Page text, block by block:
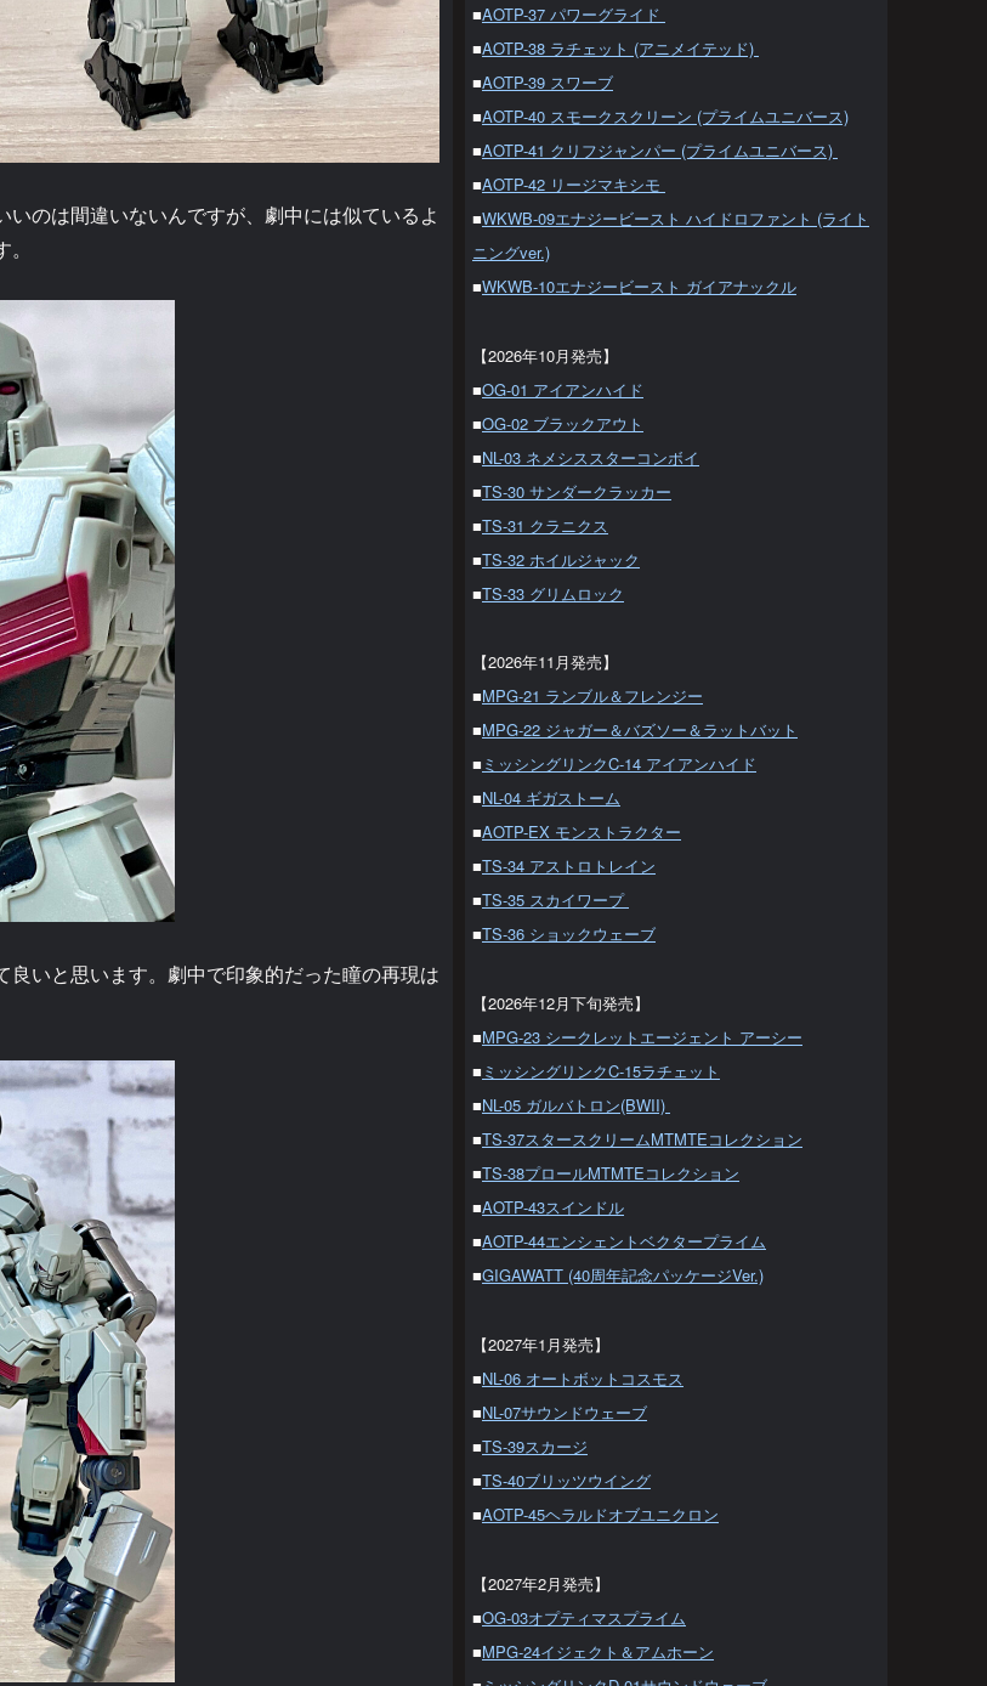
いのは間違いないんですが、劇中には似ているよ
良いと思います。劇中で印象的だった瞳の再現は
■AOTP-37 パワーグライド
■AOTP-38 ラチェット (アニメイテッド)
■AOTP-39 スワーブ
■AOTP-40 スモークスクリーン (プライムユニバース)
■AOTP-41 クリフジャンパー (プライムユニバース)
■AOTP-42 リージマキシモ
■WKWB-09エナジービースト ハイドロファント (ライト
ニングver.)
■WKWB-10エナジービースト ガイアナックル
【2026年10月発売】
■OG-01 アイアンハイド
■OG-02 ブラックアウト
■NL-03 ネメシススターコンボイ
■TS-30 サンダークラッカー
■TS-31 クラニクス
■TS-32 ホイルジャック
■TS-33 グリムロック
【2026年11月発売】
■MPG-21 ランブル＆フレンジー
■MPG-22 ジャガー＆バズソー＆ラットバット
■ ミッシングリンクC-14 アイアンハイド
■NL-04 ギガストーム
■AOTP-EX モンストラクター
■TS-34 アストロトレイン
■TS-35 スカイワープ
■TS-36 ショックウェーブ
【2026年12月下旬発売】
■MPG-23 シークレットエージェント アーシー
■ ミッシングリンクC-15ラチェット
■NL-05 ガルバトロン(BWII)
■TS-37スタースクリームMTMTEコレクション
■TS-38プロールMTMTEコレクション
■AOTP-43スインドル
■AOTP-44エンシェントベクタープライム
■GIGAWATT (40周年記念パッケージVer.)
【2027年1月発売】
■NL-06 オートボットコスモス
■NL-07サウンドウェーブ
■TS-39スカージ
■TS-40ブリッツウイング
■AOTP-45ヘラルドオブユニクロン
【2027年2月発売】
■OG-03オプティマスプライム
■MPG-24イジェクト＆アムホーン